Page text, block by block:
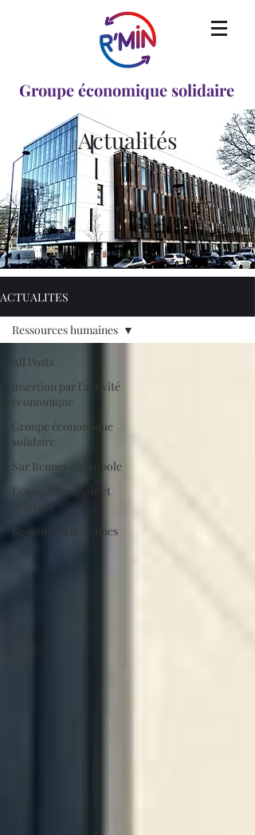
Groupe économique solidaire
Actualités
ACTUALITES
All Posts
insertion par l'activité
économique
Groupe économique
solidaire
Sur Rennes Métropole
Economie sociale et
solidaire
Ressources humaines
Ressources humaines